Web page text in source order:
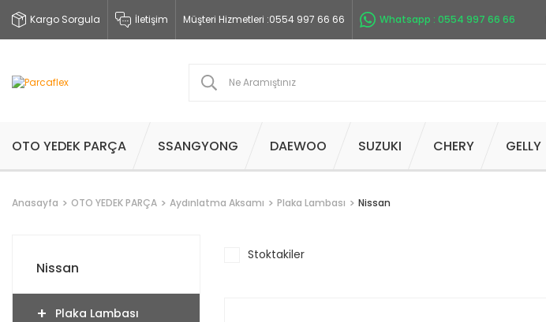
Kargo Sorgula İletişim Müşteri Hizmetleri :0554 997 66 66 Whatsapp : 0554 997 66 66
OTO YEDEK PARÇA SSANGYONG DAEWOO SUZUKI CHERY GELLY
Anasayfa OTO YEDEK PARÇA Aydınlatma Aksamı Plaka Lambası Nissan
Nissan
Plaka Lambası
Stoktakiler